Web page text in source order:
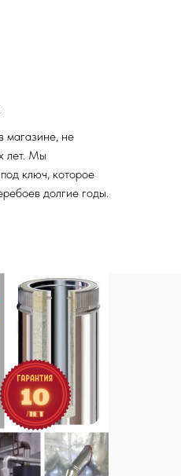
магазине, не
лет. Мы
ключ, которое
долгие годы.